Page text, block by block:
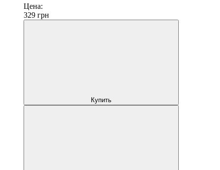
Цена:
329 грн
Купить